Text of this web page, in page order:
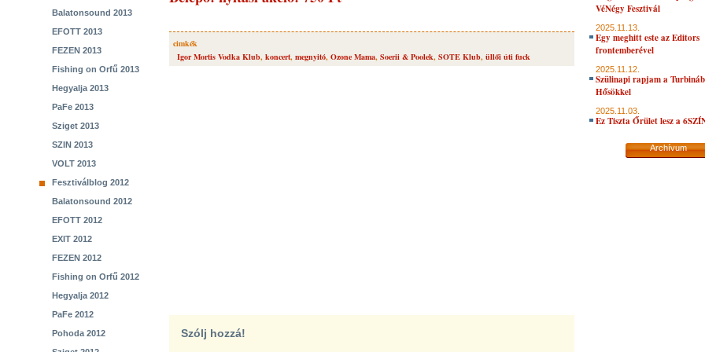
Balatonsound 2013
EFOTT 2013
FEZEN 2013
Fishing on Orfű 2013
Hegyalja 2013
PaFe 2013
Sziget 2013
SZIN 2013
VOLT 2013
Fesztiválblog 2012
Balatonsound 2012
EFOTT 2012
EXIT 2012
FEZEN 2012
Fishing on Orfű 2012
Hegyalja 2012
PaFe 2012
Pohoda 2012
cimkék
Igor Mortis Vodka Klub, koncert, megnyitó, Ozone Mama, Soerii & Poolek, SOTE Klub, üllői úti fuck
Szólj hozzá!
VéNégy Fesztivál
2025.11.13.
Egy meghitt este az Editors
frontemberével
2025.11.12.
Szülinapi rapjam a
Hősökkel
2025.11.03.
Ez Tiszta Őrület lesz a
Archívum